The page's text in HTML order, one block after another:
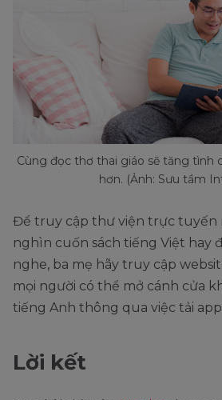
Cùng đọc thơ thai giáo sẽ tăng tình
hơn. (Ảnh: Sưu tầm
Để truy cập thư viện trực tuyến
nghìn cuốn sách tiếng Việt hay
nghe, ba mẹ hãy truy cập
mọi người có thể mở cánh cửa
tiếng Anh thông qua việc tải app
Lời kết